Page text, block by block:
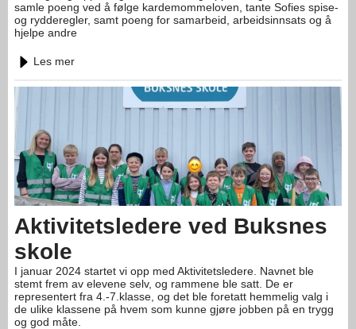
samle poeng ved å følge kardemommeloven, tante Sofies spise-
og rydderegler, samt poeng for samarbeid, arbeidsinnsats og å
hjelpe andre
Les mer
Aktivitetsledere ved Buksnes
skole
I januar 2024 startet vi opp med Aktivitetsledere. Navnet ble
stemt frem av elevene selv, og rammene ble satt. De er
representert fra 4.-7.klasse, og det ble foretatt hemmelig valg i
de ulike klassene på hvem som kunne gjøre jobben på en trygg
og god måte.